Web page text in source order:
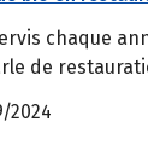
chaque
de
2024